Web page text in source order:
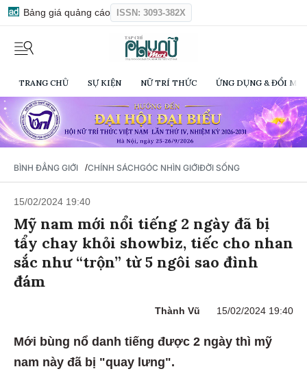
Bảng giá quảng cáo ISSN: 3093-382X
TRANG CHỦ SỰ KIỆN NỮ TRÍ THỨC ỨNG DỤNG & ĐỔI
BÌNH ĐẲNG GIỚI /CHÍNH SÁCHGÓC NHÌN GIỚIĐỜI SỐNG
15/02/2024 19:40
Mỹ nam mới nổi tiếng 2 ngày đã bị
tẩy chay khỏi showbiz, tiếc cho nhan
sắc như “trộn” từ 5 ngôi sao đình
đám
Thành Vũ 15/02/2024 19:40
Mới bùng nổ danh tiếng được 2 ngày thì mỹ
nam này đã bị "quay lưng".